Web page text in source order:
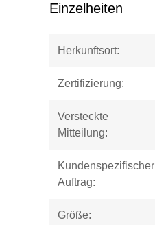
Einzelheiten
Herkunftsort:
Zertifizierung:
Versteckte
Mitteilung:
Kundenspezifischer
Auftrag:
Größe: